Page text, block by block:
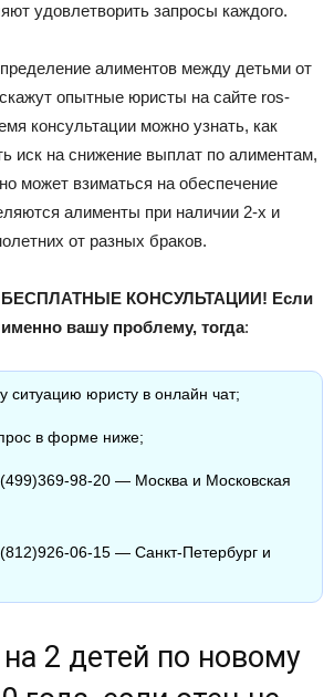
удовлетворить запросы каждого.
алиментов между детьми от
опытные юристы на сайте ros-
консультации можно узнать, как
иск на снижение выплат по алиментам,
может взиматься на обеспечение
алименты при наличии 2-х и
от разных браков.
БЕСПЛАТНЫЕ КОНСУЛЬТАЦИИ! Если
вашу проблему, тогда:
ситуацию юристу в онлайн чат;
в форме ниже;
98-20 — Москва и Московская
06-15 — Санкт-Петербург и
2 детей по новому